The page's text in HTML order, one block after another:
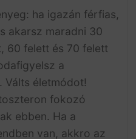
ha igazán férfias,
akarsz maradni 30
60 felett és 70 felett
a
életmódot!
fokozó
ebben. Ha a
van, akkro az